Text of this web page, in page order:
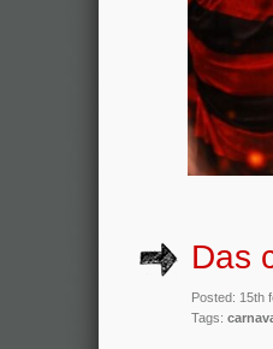
Das
Posted: 15th
Tags: